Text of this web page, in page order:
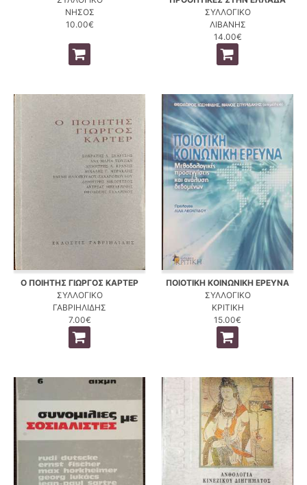
ΝΗΣΟΣ
10.00€
ΣΥΛΛΟΓΙΚΟ
ΛΙΒΑΝΗΣ
14.00€
Ο ΠΟΙΗΤΗΣ ΓΙΩΡΓΟΣ ΚΑΡΤΕΡ
ΣΥΛΛΟΓΙΚΟ
ΓΑΒΡΙΗΛΙΔΗΣ
7.00€
ΠΟΙΟΤΙΚΗ ΚΟΙΝΩΝΙΚΗ ΕΡΕΥΝΑ
ΣΥΛΛΟΓΙΚΟ
ΚΡΙΤΙΚΗ
15.00€